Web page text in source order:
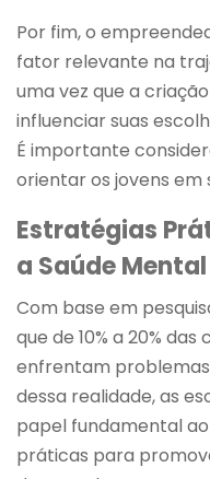
Por fim, o
fator relevante na
uma vez que a
influenciar suas
É importante
orientar os jovens em
Estratégias
a Saúde
Com base em
que de 10% a 20%
enfrentam
dessa realidade, as
papel fundamental
práticas para